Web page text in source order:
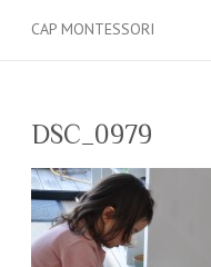
CAP MONTESSORI
DSC_0979